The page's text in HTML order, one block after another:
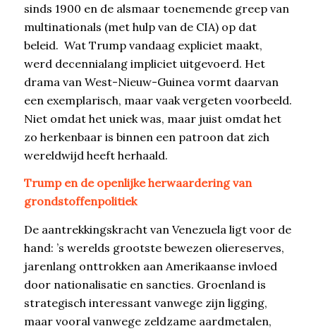
sinds 1900 en de alsmaar toenemende greep van
multinationals (met hulp van de CIA) op dat
beleid. Wat Trump vandaag expliciet maakt,
werd decennialang impliciet uitgevoerd. Het
drama van West-Nieuw-Guinea vormt daarvan
een exemplarisch, maar vaak vergeten voorbeeld.
Niet omdat het uniek was, maar juist omdat het
zo herkenbaar is binnen een patroon dat zich
wereldwijd heeft herhaald.
Trump en de openlijke herwaardering van
grondstoffenpolitiek
De aantrekkingskracht van Venezuela ligt voor de
hand: ’s werelds grootste bewezen oliereserves,
jarenlang onttrokken aan Amerikaanse invloed
door nationalisatie en sancties. Groenland is
strategisch interessant vanwege zijn ligging,
maar vooral vanwege zeldzame aardmetalen,